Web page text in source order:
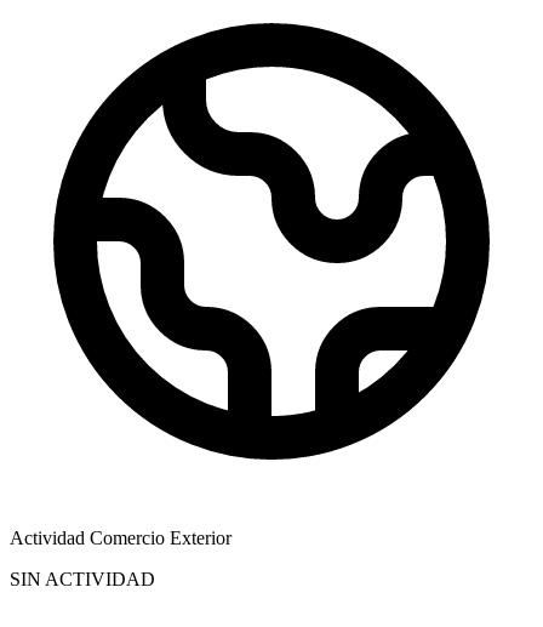
Actividad Comercio Exterior
SIN ACTIVIDAD